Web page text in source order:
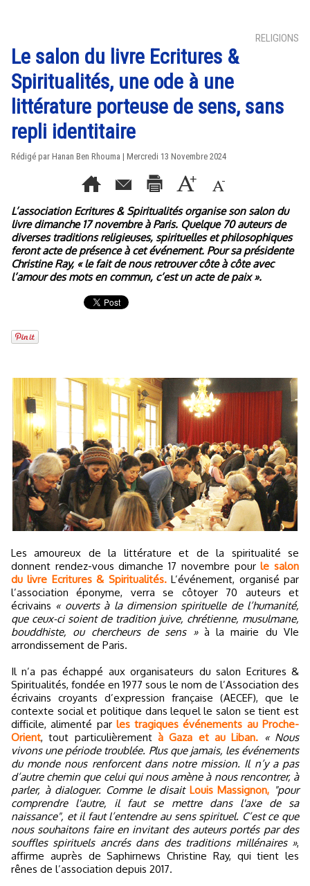
RELIGIONS
Le salon du livre Ecritures &
Spiritualités, une ode à une
littérature porteuse de sens, sans
repli identitaire
Rédigé par Hanan Ben Rhouma | Mercredi 13 Novembre 2024
L’association Ecritures & Spiritualités organise son salon du
livre dimanche 17 novembre à Paris. Quelque 70 auteurs de
diverses traditions religieuses, spirituelles et philosophiques
feront acte de présence à cet événement. Pour sa présidente
Christine Ray, « le fait de nous retrouver côte à côte avec
l’amour des mots en commun, c’est un acte de paix ».
Les amoureux de la littérature et de la spiritualité se
donnent rendez-vous dimanche 17 novembre pourle salon
du livre Ecritures & Spiritualités.L’événement, organisé par
l’association éponyme, verra se côtoyer 70 auteurs et
écrivains « ouverts à la dimension spirituelle de l’humanité,
que ceux-ci soient de tradition juive, chrétienne, musulmane,
bouddhiste, ou chercheurs de sens »à la mairie du VIe
arrondissement de Paris.
Il n’a pas échappé aux organisateurs du salon Ecritures &
Spiritualités, fondée en 1977 sous le nom de l’Association des
écrivains croyants d’expression française (AECEF), que le
contexte social et politique dans lequel le salon se tient est
difficile, alimenté par les tragiques événements au Proche-
Orient, tout particulièrement à Gaza et au Liban. « Nous
vivons une période troublée. Plus que jamais, les événements
du monde nous renforcent dans notre mission. Il n’y a pas
d’autre chemin que celui qui nous amène à nous rencontrer, à
parler, à dialoguer. Comme le disait Louis Massignon, "pour
comprendre l'autre, il faut se mettre dans l'axe de sa
naissance", et il faut l’entendre au sens spirituel. C’est ce que
nous souhaitons faire en invitant des auteurs portés par des
souffles spirituels ancrés dans des traditions millénaires »,
affirme auprès de Saphirnews Christine Ray, qui tient les
rênes de l’association depuis 2017.